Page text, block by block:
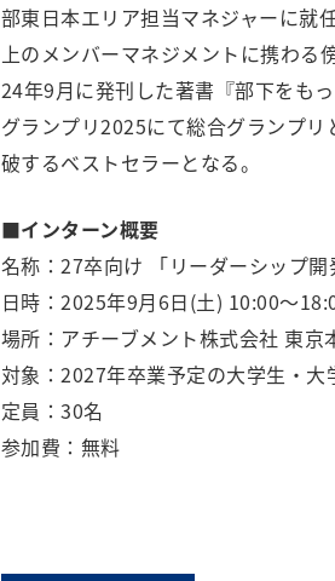
部東日本エリア担当マネジャーに就
上のメンバーマネジメントに携わ
24年9月に発刊した著書『部下をも
グランプリ2025にて総合グランプ
破するベストセラーとなる。
■インターン概要
名称：27卒向け 「リーダーシップ開
日時：2025年9月6日(土) 10:00〜
場所：アチーブメント株式会社 東
対象：2027年卒業予定の大学生・大
定員：30名
参加費：無料